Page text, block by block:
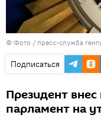
© Фото / пресс-служба
Подписаться
Президент
парламент на